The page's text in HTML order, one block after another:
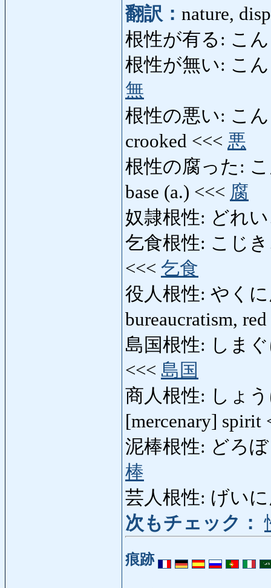
翻訳： nature,
根性が有る: こ
根性が無い: こん
無
根性の悪い: こ
crooked <<< 悪
根性の腐った:
base (a.) <<< 腐
奴隷根性: どれ
乞食根性: こじき
<<< 乞食
役人根性: やく
bureaucratism,
島国根性: しま
<<< 島国
商人根性: しょ
[mercenary] spirit
泥棒根性: どろ
棒
芸人根性: げい
次もチェック：
痕跡